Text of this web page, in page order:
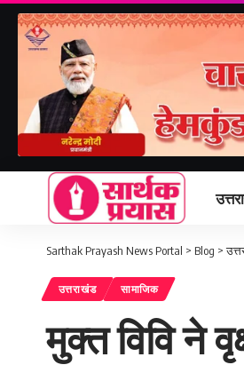
Sarthak Prayash News Portal > Blog >
उत्तराखंड सामाजिक
मुक्त विवि ने